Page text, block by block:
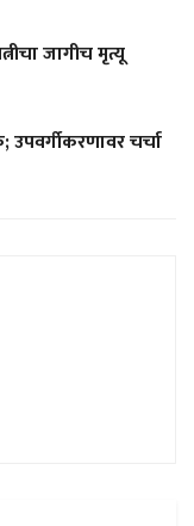
जागीच मृत्यू
चर्चा